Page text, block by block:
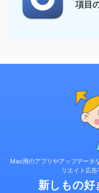
項目
Mac用のアプリやアップデータ
リエイト広告
新しもの好